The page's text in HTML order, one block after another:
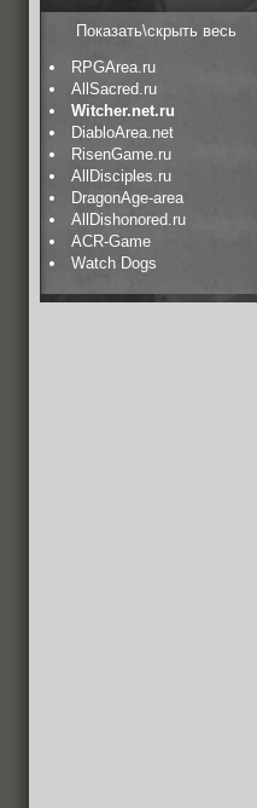
Показать\скрыть весь
RPGArea.ru
AllSacred.ru
Witcher.net.ru
DiabloArea.net
RisenGame.ru
AllDisciples.ru
DragonAge-area
AllDishonored.ru
ACR-Game
Watch Dogs